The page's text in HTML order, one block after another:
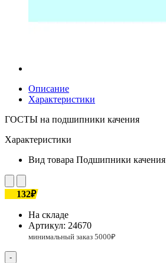
Описание
Характеристики
ГОСТЫ на подшипники качения
Характеристики
Вид товара Подшипники качения
132₽
На складе
Артикул: 24670
-